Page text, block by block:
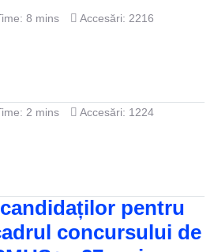
8 mins Accesări: 2216
2 mins Accesări: 1224
pentru
concursului de